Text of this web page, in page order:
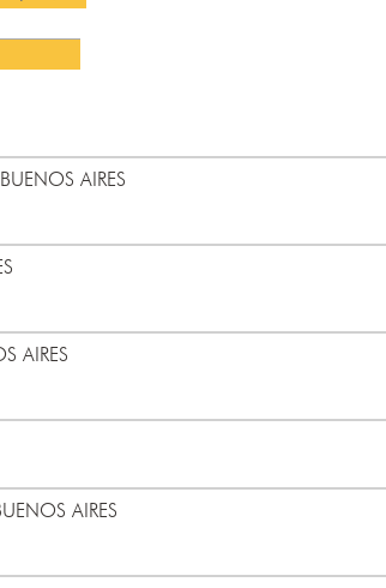
AIRES
AIRES
AIRES